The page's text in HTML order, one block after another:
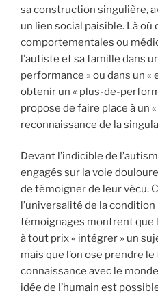
sa construction singulière,
un lien social paisible. Là
comportementales ou
l’autiste et sa famille dans
performance » ou dans un
obtenir un « plus-de-
propose de faire place à un
reconnaissance de la
Devant l’indicible de
engagés sur la voie
de témoigner de leur vécu.
l’universalité de la
témoignages montrent que
à tout prix « intégrer » un
mais que l’on ose prendre
connaissance avec le
idée de l’humain est